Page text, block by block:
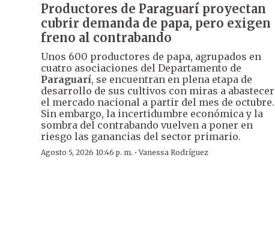
Productores de Paraguarí proyectan
cubrir demanda de papa, pero exigen
freno al contrabando
Unos 600 productores de papa, agrupados en
cuatro asociaciones del Departamento de
Paraguarí, se encuentran en plena etapa de
desarrollo de sus cultivos con miras a abastecer
el mercado nacional a partir del mes de octubre.
Sin embargo, la incertidumbre económica y la
sombra del contrabando vuelven a poner en
riesgo las ganancias del sector primario.
Agosto 5, 2026 10:46 p. m. ·Vanessa Rodríguez